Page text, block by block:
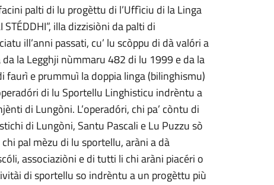
palti di lu progèttu di l’Uffìciu di la Linga
STÉDDHI”, illa dizzisiòni da palti di
ill’anni passati, cu’ lu scòppu di dà valóri a
la Legghji nùmmaru 482 di lu 1999 e da la
faurì e prummuì la doppia linga (bilinghismu)
di lu Sportellu Linghisticu indrèntu a
di Lungòni. L’operadóri, chi pa’ còntu di
di Lungòni, Santu Pascali e Lu Puzzu sò
pal mèzu di lu sportellu, aràni a dà
associaziòni e di tutti li chi aràni piacéri o
di sportellu so indrèntu a un progèttu più